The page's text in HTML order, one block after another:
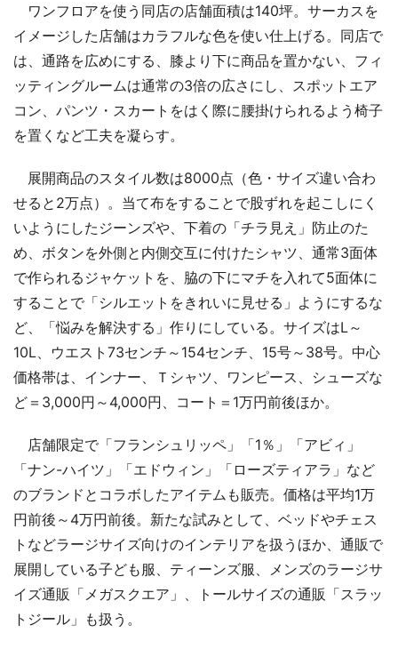
ワンフロアを使う同店の店舗面積は140坪。サーカスを
イメージした店舗はカラフルな色を使い仕上げる。同店で
は、通路を広めにする、膝より下に商品を置かない、フィ
ッティングルームは通常の3倍の広さにし、スポットエア
コン、パンツ・スカートをはく際に腰掛けられるよう椅子
を置くなど工夫を凝らす。
展開商品のスタイル数は8000点（色・サイズ違い合わ
せると2万点）。当て布をすることで股ずれを起こしにく
いようにしたジーンズや、下着の「チラ見え」防止のた
め、ボタンを外側と内側交互に付けたシャツ、通常3面体
で作られるジャケットを、脇の下にマチを入れて5面体に
することで「シルエットをきれいに見せる」ようにするな
ど、「悩みを解決する」作りにしている。サイズはL～
10L、ウエスト73センチ～154センチ、15号～38号。中心
価格帯は、インナー、Ｔシャツ、ワンピース、シューズな
ど＝3,000円～4,000円、コート＝1万円前後ほか。
店舗限定で「フランシュリッペ」「1％」「アビィ」
「ナン-ハイツ」「エドウィン」「ローズティアラ」など
のブランドとコラボしたアイテムも販売。価格は平均1万
円前後～4万円前後。新たな試みとして、ベッドやチェス
トなどラージサイズ向けのインテリアを扱うほか、通販で
展開している子ども服、ティーンズ服、メンズのラージサ
イズ通販「メガスクエア」、トールサイズの通販「スラッ
トジール」も扱う。